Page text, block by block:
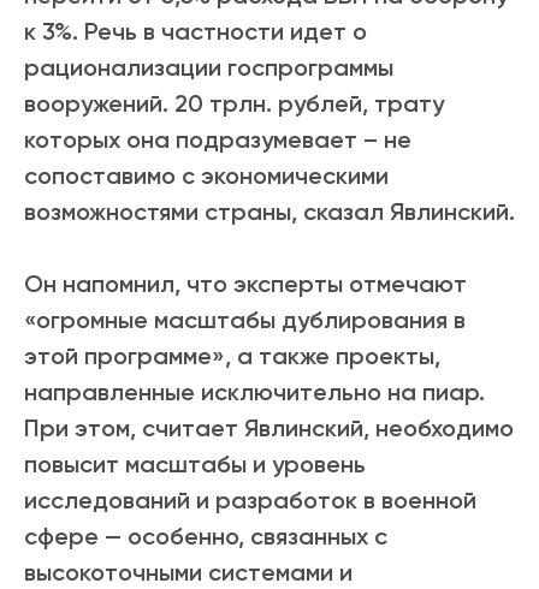
к 3%. Речь в частности идет о
рационализации госпрограммы
вооружений. 20 трлн. рублей, трату
которых она подразумевает – не
сопоставимо с экономическими
возможностями страны, сказал Явлинский.
Он напомнил, что эксперты отмечают
«огромные масштабы дублирования в
этой программе», а также проекты,
направленные исключительно на пиар.
При этом, считает Явлинский, необходимо
повысит масштабы и уровень
исследований и разработок в военной
сфере — особенно, связанных с
высокоточными системами и